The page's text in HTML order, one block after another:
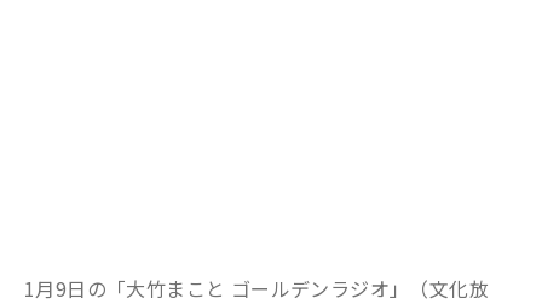
1月9日の「大竹まこと ゴールデンラジオ」（文化放